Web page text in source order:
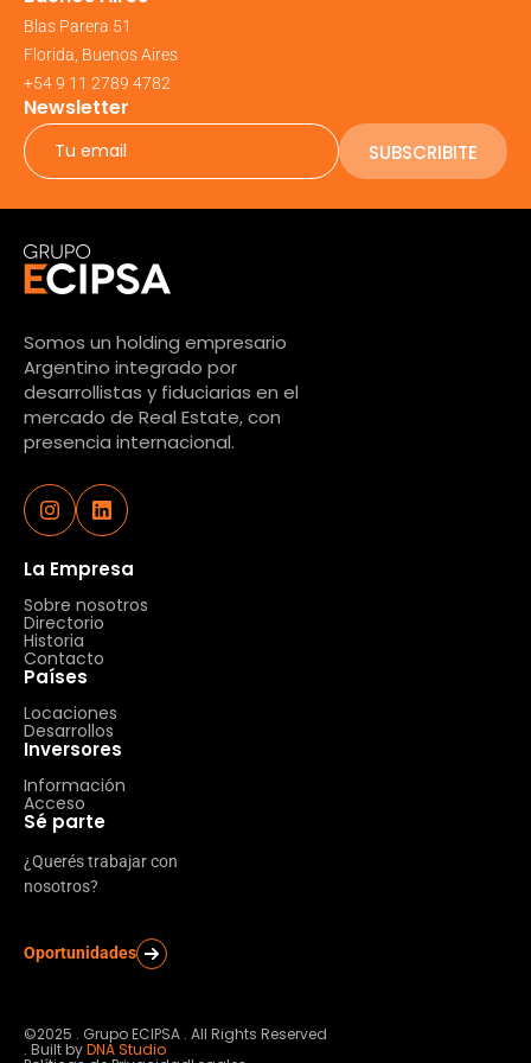
Blas Parera 51
Florida, Buenos Aires
+54 9 11 2789 4782
Newsletter
SUBSCRIBITE
Somos un holding empresario
Argentino integrado por
desarrollistas y fiduciarias en el
mercado de Real Estate, con
presencia internacional.
La Empresa
Sobre nosotros
Directorio
Historia
Contacto
Países
Locaciones
Desarrollos
Inversores
Información
Acceso
Sé parte
¿Querés trabajar con
nosotros?
Oportunidades
©2025 . Grupo ECIPSA . All Rights Reserved
. Built byDNA Studio